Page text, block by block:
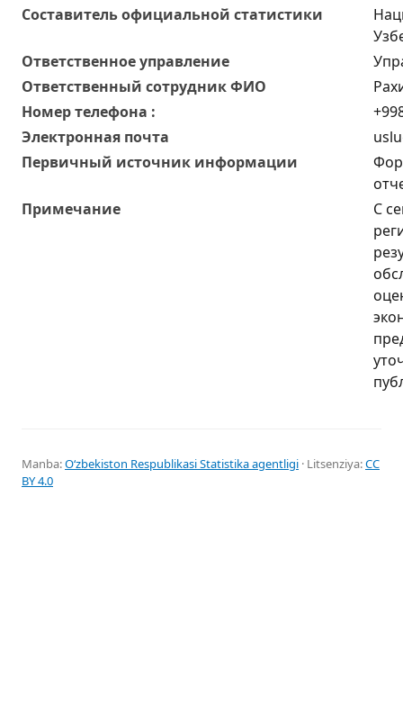
Составитель официальной статистики
Ответственное управление
Oтветственный сотрудник ФИО
Номер телефона :
Электронная почта
Первичный источник информации
Примечание
С
Manba:Oʻzbekiston Respublikasi Statistika agentligi · Litsenziya:CC
BY 4.0